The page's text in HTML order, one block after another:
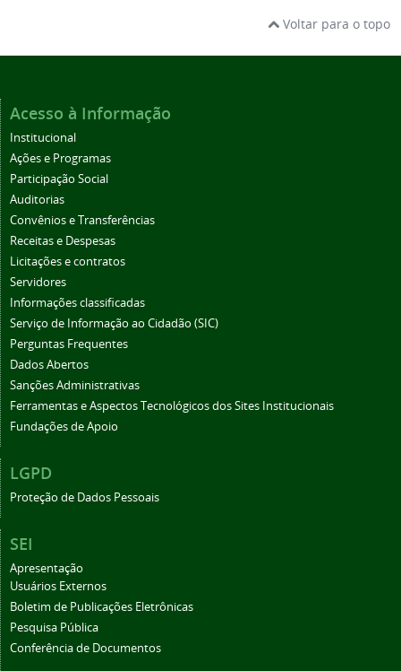
Voltar para o topo
Acesso à Informação
Institucional
Ações e Programas
Participação Social
Auditorias
Convênios e Transferências
Receitas e Despesas
Licitações e contratos
Servidores
Informações classificadas
Serviço de Informação ao Cidadão (SIC)
Perguntas Frequentes
Dados Abertos
Sanções Administrativas
Ferramentas e Aspectos Tecnológicos dos Sites Institucionais
Fundações de Apoio
LGPD
Proteção de Dados Pessoais
SEI
Apresentação
Usuários Externos
Boletim de Publicações Eletrônicas
Pesquisa Pública
Conferência de Documentos